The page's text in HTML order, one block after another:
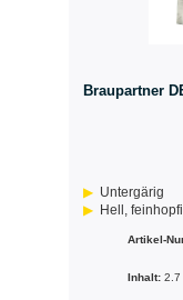
Braupartner
Untergärig
Hell,
Artikel-
Inhalt: 2.7